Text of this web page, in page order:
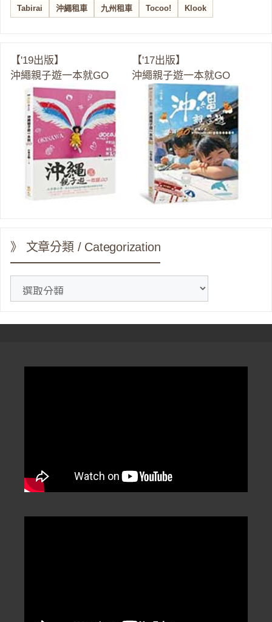
Tabirai 沖繩租車 九州租車 Tocoo! Klook
【'19出版】
沖繩親子遊一本就GO
【'17出版】
沖繩親子遊一本就GO
》 文章分類 / Categorization
分